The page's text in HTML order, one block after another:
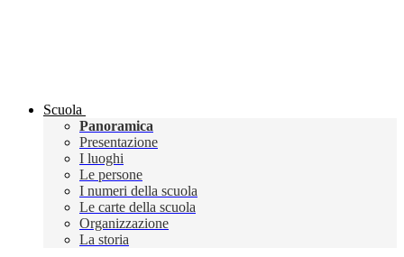
Scuola
Panoramica
Presentazione
I luoghi
Le persone
I numeri della scuola
Le carte della scuola
Organizzazione
La storia